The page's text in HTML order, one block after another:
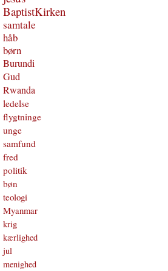
BaptistKirken
samtale
håb
børn
Burundi
Gud
Rwanda
ledelse
flygtninge
unge
samfund
fred
politik
bøn
teologi
Myanmar
krig
kærlighed
jul
menighed